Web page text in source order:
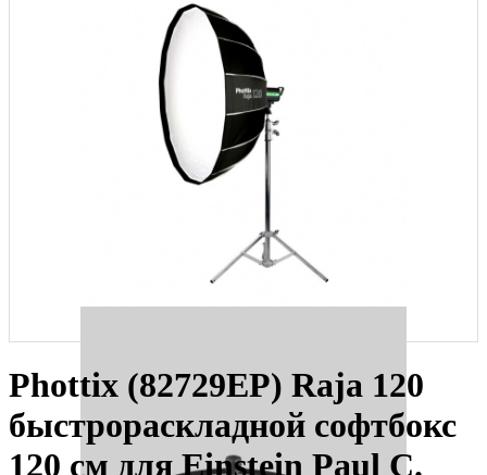
Phottix (82729EP) Raja 120
быстрораскладной софтбокс
120 см для Einstein Paul C.